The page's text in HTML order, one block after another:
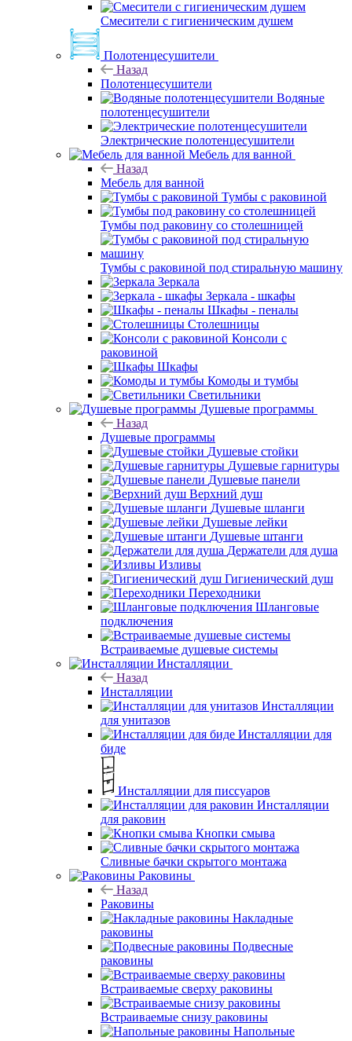
Смесители с гигиеническим душем
Полотенцесушители
Назад
Полотенцесушители
Водяные
полотенцесушители
Электрические полотенцесушители
Мебель для ванной
Назад
Мебель для ванной
Тумбы с раковиной
Тумбы под раковину со столешницей
Тумбы с раковиной под стиральную машину
Зеркала
Зеркала - шкафы
Шкафы - пеналы
Столешницы
Консоли с
раковиной
Шкафы
Комоды и тумбы
Светильники
Душевые программы
Назад
Душевые программы
Душевые стойки
Душевые гарнитуры
Душевые панели
Верхний душ
Душевые шланги
Душевые лейки
Душевые штанги
Держатели для душа
Изливы
Гигиенический душ
Переходники
Шланговые
подключения
Встраиваемые душевые системы
Инсталляции
Назад
Инсталляции
Инсталляции
для унитазов
Инсталляции для
биде
Инсталляции для писсуаров
Инсталляции
для раковин
Кнопки смыва
Сливные бачки скрытого монтажа
Раковины
Назад
Раковины
Накладные
раковины
Подвесные
раковины
Встраиваемые сверху раковины
Встраиваемые снизу раковины
Напольные